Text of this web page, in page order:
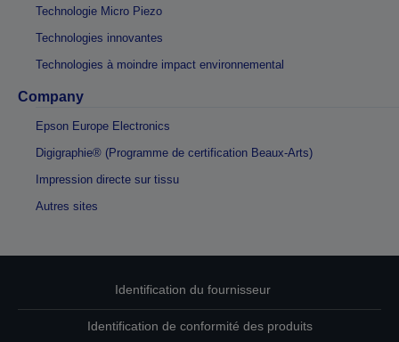
Technologie Micro Piezo
Technologies innovantes
Technologies à moindre impact environnemental
Company
Epson Europe Electronics
Digigraphie® (Programme de certification Beaux-Arts)
Impression directe sur tissu
Autres sites
Identification du fournisseur
Identification de conformité des produits